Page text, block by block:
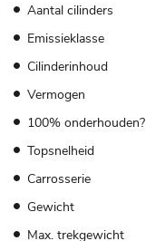
Aantal cilinders
Emissieklasse
Cilinderinhoud
Vermogen
100% onderhouden?
Topsnelheid
Carrosserie
Gewicht
Max. trekgewicht